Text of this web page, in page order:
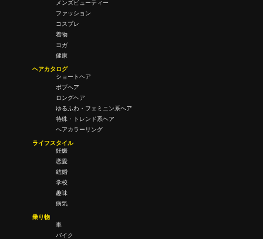
メンズビューティー
ファッション
コスプレ
着物
ヨガ
健康
ヘアカタログ
ショートヘア
ボブヘア
ロングヘア
ゆるふわ・フェミニン系ヘア
特殊・トレンド系ヘア
ヘアカラーリング
ライフスタイル
妊娠
恋愛
結婚
学校
趣味
病気
乗り物
車
バイク